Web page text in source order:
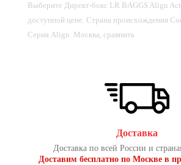
Выберите Директ-бокс LR BAGGS Align
доступной цене. Страна происхождения
Серия Align. Москва, сравнить
Доставка
Доставка по всей России и
Доставим бесплатно по Москве в